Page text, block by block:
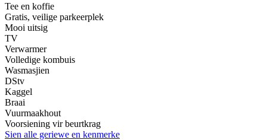
Tee en koffie
Gratis, veilige parkeerplek
Mooi uitsig
TV
Verwarmer
Volledige kombuis
Wasmasjien
DStv
Kaggel
Braai
Vuurmaakhout
Voorsiening vir beurtkrag
Sien alle geriewe en kenmerke